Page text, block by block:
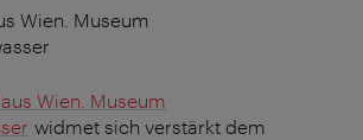
Wien. Museum
Wien. Museum
widmet sich verstärkt dem